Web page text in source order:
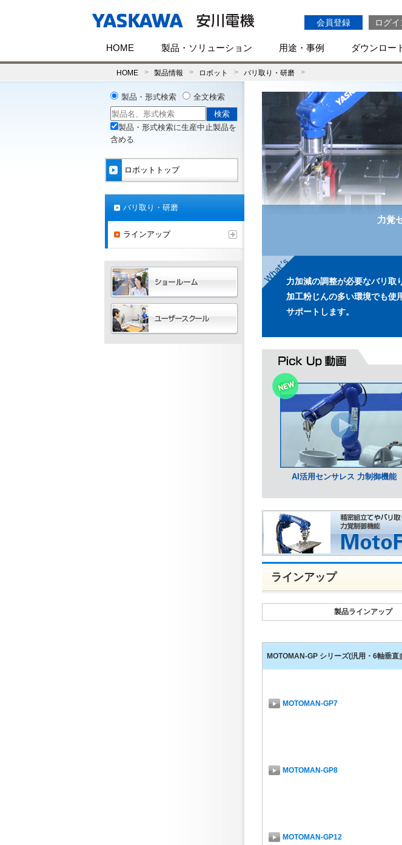
会員登録 ログイ
HOME 製品・ソリューション 用途・事例 ダウンロー
HOME 製品情報 ロボット バリ取り・研磨
力覚
力加減の調整が必要なバリ取
加工粉じんの多い環境でも使
サポートします。
AI活用センサレス 力制御機能
ラインアップ
製品ラインアップ
MOTOMAN-GP シリーズ(汎用・6軸垂直
MOTOMAN-GP7
MOTOMAN-GP8
MOTOMAN-GP12
製品・形式検索 全文検索
製品・形式検索に生産中止製品を
含める
ロボットトップ
バリ取り・研磨
ラインアップ